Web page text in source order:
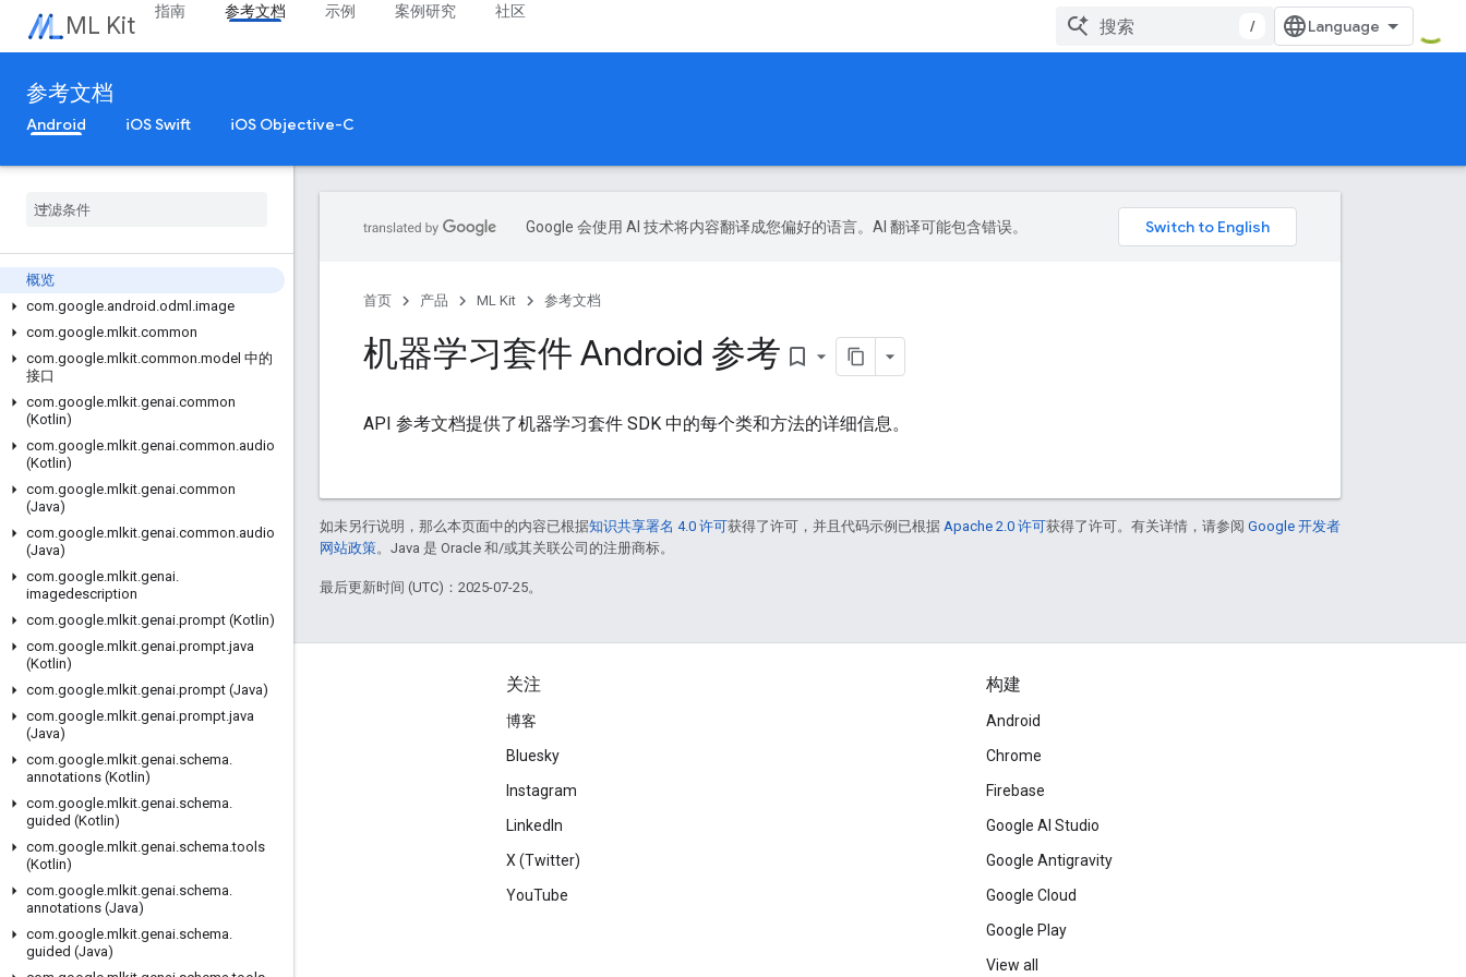
ML Kit 指南 参考文档 示例 案例研究 社区
/
参考文档
Android iOS Swift iOS Objective-C
概览
com.google.android .odml .image
com.google.mlkit.common
com.google.mlkit.common.model 中的
接口
com.google.mlkit.genai.common
(Kotlin)
com.google.mlkit.genai.common.audio
(Kotlin)
com.google.mlkit.genai.common
(Java)
com.google.mlkit.genai.common.audio
(Java)
com.google.mlkit.genai.
imagedescription
com.google.mlkit.genai.prompt (Kotlin)
com.google.mlkit.genai.prompt.java
(Kotlin)
com.google.mlkit.genai.prompt (Java)
com.google.mlkit.genai.prompt.java
(Java)
com.google.mlkit.genai.schema.
annotations (Kotlin)
com.google.mlkit.genai.schema.
guided (Kotlin)
com.google.mlkit.genai.schema.tools
(Kotlin)
com.google.mlkit.genai.schema.
annotations (Java)
com.google.mlkit.genai.schema.
guided (Java)
Google 会使用 AI 技术将内容翻译成您偏好的语言。AI 翻译可能包含错误。
首页 产品 ML Kit 参考文档
机器学习套件 Android 参考 bookmark_border
API 参考文档提供了机器学习套件 SDK 中的每个类和方法的详细信息。
如未另行说明，那么本页面中的内容已根据知识共享署名 4.0 许可获得了许可，并且代码示例已根据 Apache 2.0 许可获得了许可。有关详情，请参阅 Google 开发者
网站政策。Java 是 Oracle 和/或其关联公司的注册商标。
最后更新时间 (UTC)：2025-07-25。
互动
Google Developer Program
Google Developer Groups
Google Developer Experts
Accelerators
Google Cloud & NVIDIA
关注
博客
Bluesky
Instagram
LinkedIn
X (Twitter)
YouTube
构建
Android
Chrome
Firebase
Google AI Studio
Google Antigravity
Google Cloud
Google Play
View all